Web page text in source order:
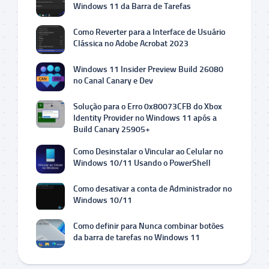
Windows 11 da Barra de Tarefas
Como Reverter para a Interface de Usuário
Clássica no Adobe Acrobat 2023
Windows 11 Insider Preview Build 26080
no Canal Canary e Dev
Solução para o Erro 0x80073CFB do Xbox
Identity Provider no Windows 11 após a
Build Canary 25905+
Como Desinstalar o Vincular ao Celular no
Windows 10/11 Usando o PowerShell
Como desativar a conta de Administrador no
Windows 10/11
Como definir para Nunca combinar botões
da barra de tarefas no Windows 11